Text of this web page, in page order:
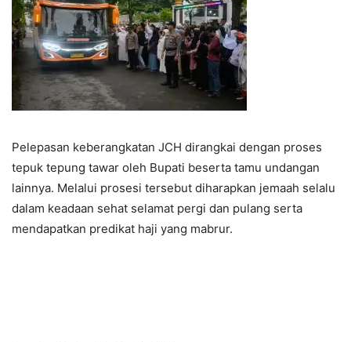
Pelepasan keberangkatan JCH dirangkai dengan proses
tepuk tepung tawar oleh Bupati beserta tamu undangan
lainnya. Melalui prosesi tersebut diharapkan jemaah selalu
dalam keadaan sehat selamat pergi dan pulang serta
mendapatkan predikat haji yang mabrur.